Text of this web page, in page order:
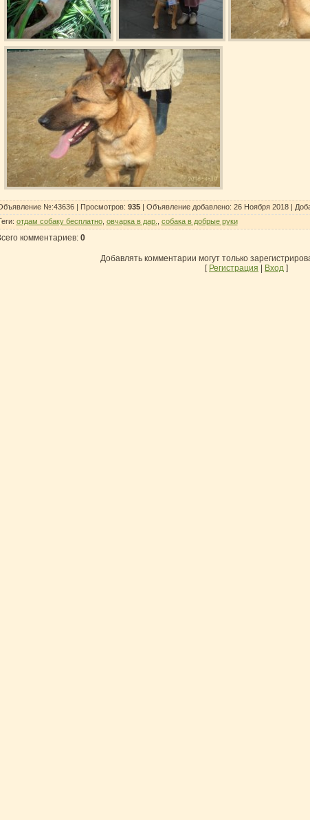
№:43636 | Просмотров: 935| Объявление добавлено: 26 Ноября 2018|
: отдам собаку бесплатно, овчарка в дар. собака в добрые руки
комментариев: 0
Добавлять комментарии могут только
[ Регистрация Вход ]